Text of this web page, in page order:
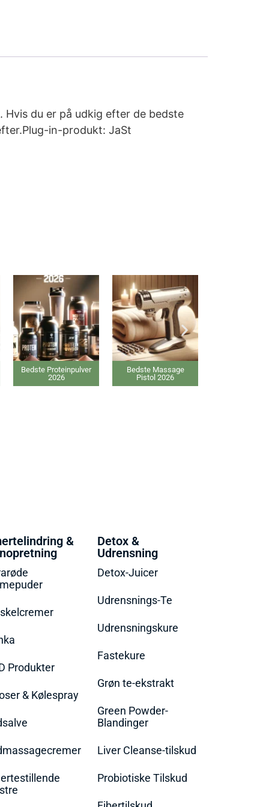
du er på udkig efter de bedste
in-produkt: JaSt
Bedste Proteinpulver
2026
Bedste Massage
Pistol 2026
&
Produkter
& Kølespray
Detox &
Udrensning
Detox-Juicer
Udrensnings-Te
Udrensningskure
Fastekure
Grøn te-ekstrakt
Green Powder-
Blandinger
Liver Cleanse-tilskud
Probiotiske Tilskud